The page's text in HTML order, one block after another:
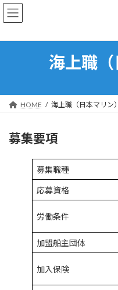
コ
ン
ン
ナ
ビ
ー
海上職（
HOME 海上職（日本マリン）
募集要項
募集職種
応募資格
労働条件
加盟船主団体
加入保険